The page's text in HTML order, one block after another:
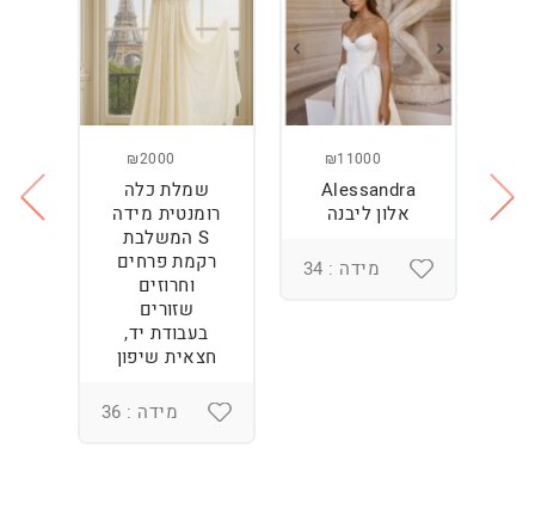
₪11000
Alessandra
אלון ליבנה
מידה : 34
₪2000
שמלת כלה
רומנטית מידה
S המשלבת
רקמת פרחים
וחרוזים
שזורים
בעבודת יד,
חצאית שיפון
מידה : 36